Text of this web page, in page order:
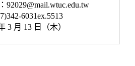
3 月 13 日（木）